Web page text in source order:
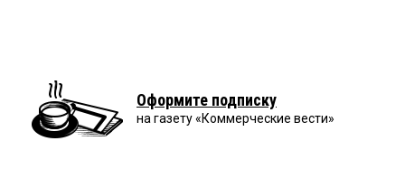
Оформите подписку
на газету «Коммерческие вести»